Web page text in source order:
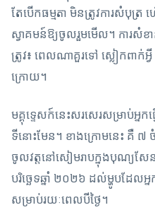
តែបើកធម្មតា មិនត្រូវការសំបុត្រ
ស្វាគមន៍ឱ្យចូលរួមមើល។ ការសំខ
ត្រូវ៖ ពេលណាគួរទៅ ស្លៀកពាក់
ក្រោយ។
មគ្គុទ្ទេសក៍នេះសរសេរសម្រាប់អ្ន
ទីនោះមែន។ ខាងក្រោមនេះ គឺ
ចូលវត្តនៅសៀមរាបក្នុងបុណ្យសែ
បរិច្ឆេទឆ្នាំ ២០២៦ ដល់ម្ហូបដែលអ្
សម្រាប់រយៈពេលបីថ្ងៃ។